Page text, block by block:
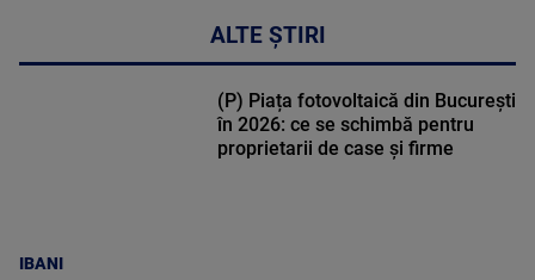
ALTE ȘTIRI
IBANI
(P) Piața fotovoltaică din București
în 2026: ce se schimbă pentru
proprietarii de case și firme